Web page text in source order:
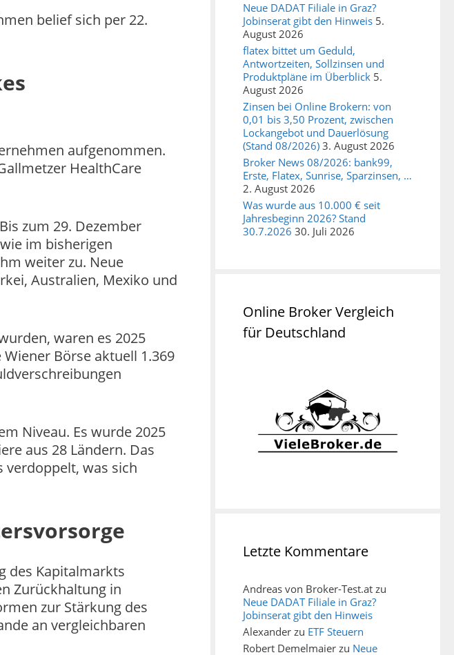
belief sich per 22.
aufgenommen.
HealthCare
zum 29. Dezember
im bisherigen
weiter zu. Neue
Australien, Mexiko und
waren es 2025
Börse aktuell 1.369
Niveau. Es wurde 2025
aus 28 Ländern. Das
verdoppelt, was sich
des Kapitalmarkts
Zurückhaltung in
zur Stärkung des
an vergleichbaren
Neue DADAT Filiale in Graz?
Jobinserat gibt den Hinweis 5.
August 2026
flatex bittet um Geduld,
Antwortzeiten, Sollzinsen und
Produktpläne im Überblick 5.
August 2026
Zinsen bei Online Brokern: von
0,01 bis 3,50 Prozent, zwischen
Lockangebot und Dauerlösung
(Stand 08/2026) 3. August 2026
Broker News 08/2026: bank99,
Erste, Flatex, Sunrise, Sparzinsen, …
2. August 2026
Was wurde aus 10.000 € seit
Jahresbeginn 2026? Stand
30.7.2026 30. Juli 2026
Online Broker Vergleich
für Deutschland
Letzte Kommentare
Andreas von Broker-Test.at zu
Neue DADAT Filiale in Graz?
Jobinserat gibt den Hinweis
Alexander zu ETF Steuern
Robert Demelmaier zu Neue